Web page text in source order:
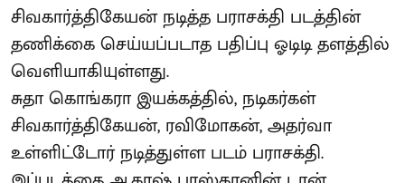
சிவகார்த்திகேயன் நடித்த பராசக்தி படத்தின்
தணிக்கை செய்யப்படாத பதிப்பு ஓடிடி தளத்தில்
வெளியாகியுள்ளது.
சுதா கொங்கரா இயக்கத்தில், நடிகர்கள்
சிவகார்த்திகேயன், ரவிமோகன், அதர்வா
உள்ளிட்டோர் நடித்துள்ள படம் பராசக்தி.